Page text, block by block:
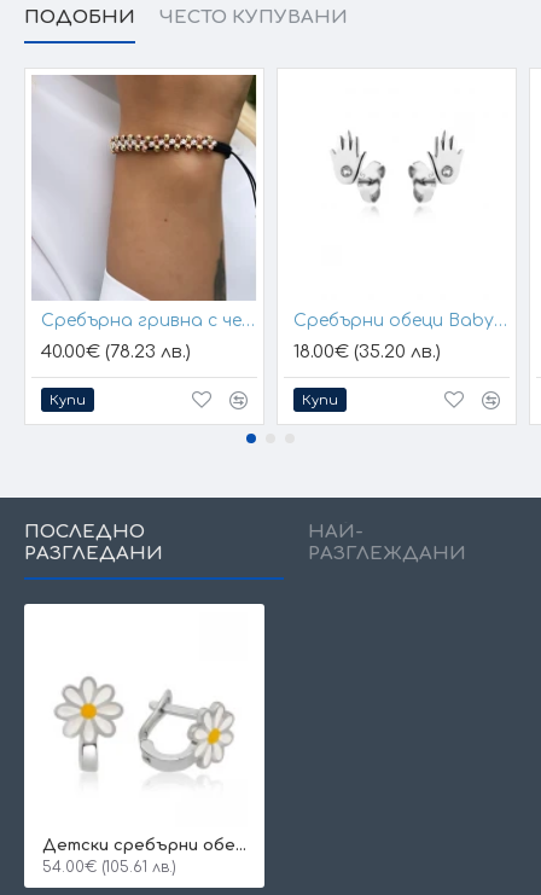
ПОДОБНИ ЧЕСТО КУПУВАНИ
Сребърна гривна с черен конец и позлатени топчета
40.00€ (78.23 лв.)
Купи
Сребърни обеци Baby Hands
18.00€ (35.20 лв.)
Купи
ПОСЛЕДНО
РАЗГЛЕДАНИ
НАЙ-
РАЗГЛЕЖДАНИ
Детски сребърни обеци Sun flower
54.00€ (105.61 лв.)